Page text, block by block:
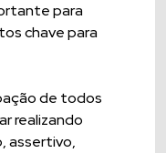
para
chave para
de todos
realizando
assertivo,